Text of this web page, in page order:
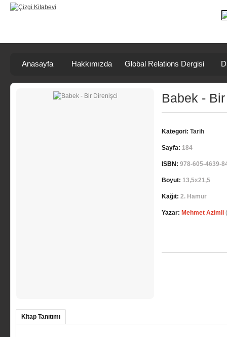
Anasayfa Hakkımızda Global Relations Dergisi
Babek -
Kategori: Tarih
Sayfa: 184
ISBN: 978-605-4639-
Boyut: 13,5x21,5
Kağıt: 2. Hamur
Yazar: Mehmet Azimli
Kitap Tanıtımı